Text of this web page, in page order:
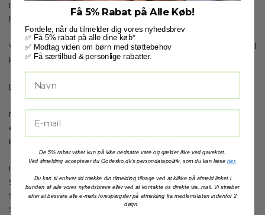
Ligeledes er det en god idé at ilægge en
hvis foden er meget smal eller lav over vristen.
Vi anbefaler også en tynd uld- eller antisved-strømpe for optimal
komfort i membran støvler.
Bredde: normal.
Når dit barn har særlige støttebehov, skal du regne 0,5-1 cm.
ekstra plads udover fodens længde for den optimale støtte.
Er du i tvivl, så vejleder vi dig meget gerne!
Indvendige mål:
Str. 28: 18,9 cm
Str. 29: 19,5 cm
Str. 30: 20,3 cm
Få 5% Rabat på Alle Køb!
Fordele, når du tilmelder dig vores nyhedsbrev
✅ Få 5% rabat på alle dine køb*
✅ Modtag viden om børn med støttebehov
✅ Få særtilbud & personlige rabatter.
De 5% rabat virker kun på ikke nedsatte vare og gælder ikke ved gavekort.
Ved tilmelding accepterer du Godesko.dk's persondatapolitik, som du kan læseher.
Du kan til enhver tid trække din tilmelding tilbage ved at klikke på afmeld linket i
bunden af alle vores nyhedsbreve eller ved at kontakte os direkte via. mail. Vi stræber
efter at besvare alle e-mails forespørgsler på afmelding fra medlemslisten indenfor 2
døgn.